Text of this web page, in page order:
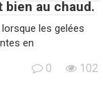
bien au chaud.
les gelées
en
0 102